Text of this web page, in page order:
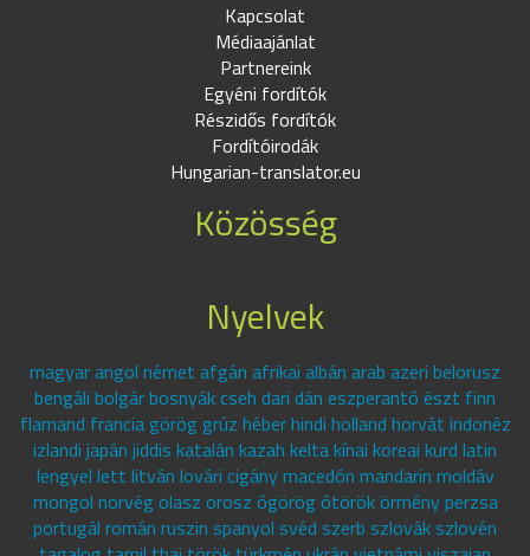
Kapcsolat
Médiaajánlat
Partnereink
Egyéni fordítók
Részidős fordítók
Fordítóirodák
Hungarian-translator.eu
Közösség
Nyelvek
magyar angol német afgán afrikai albán arab azeri belorusz
bengáli bolgár bosnyák cseh dari dán eszperantó észt finn
flamand francia görög grúz héber hindi holland horvát indonéz
izlandi japán jiddis katalán kazah kelta kínai koreai kurd latin
lengyel lett litván lovári cigány macedón mandarin moldáv
mongol norvég olasz orosz ógörög ótörök örmény perzsa
portugál román ruszin spanyol svéd szerb szlovák szlovén